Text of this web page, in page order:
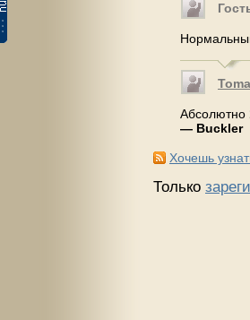
Абсолютно
— Buckler
Хочешь
Только